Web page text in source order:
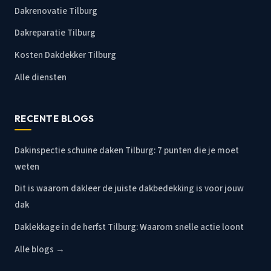
Dakrenovatie Tilburg
Dakreparatie Tilburg
Kosten Dakdekker Tilburg
Alle diensten
RECENTE BLOGS
Dakinspectie schuine daken Tilburg: 7 punten die je moet
weten
Dit is waarom dakleer de juiste dakbedekking is voor jouw
dak
Daklekkage in de herfst Tilburg: Waarom snelle actie loont
Alle blogs →